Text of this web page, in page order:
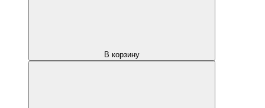
В корзину